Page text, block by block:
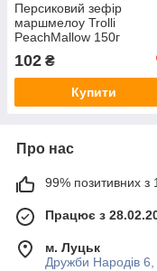
Персиковий зефір
маршмелоу Trolli
PeachMallow 150г
(Німеччина)
102 ₴
Купити
Про нас
99% позитивних з
Працює з
м. Луцьк
Дружби Народів 6,